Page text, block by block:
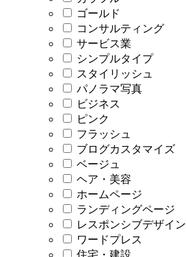
ゴールド
コンサルティング
サービス業
シンプルタイプ
スタイリッシュ
パノラマ写真
ビジネス
ピンク
フラッシュ
ブログカスタマイズ
ベージュ
ヘア・美容
ホームページ
ランディングページ
レスポンシブデザイン
ワードプレス
住宅・建設